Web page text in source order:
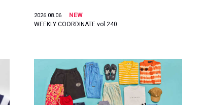
2026.08.06
NEW
WEEKLY COORDINATE vol.240